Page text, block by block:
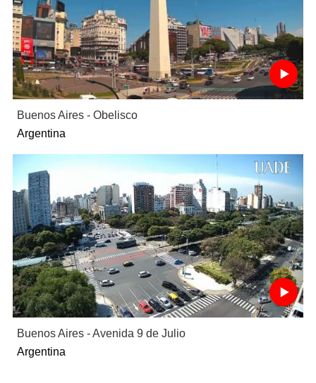
Buenos Aires - Obelisco
Argentina
Buenos Aires - Avenida 9 de Julio
Argentina